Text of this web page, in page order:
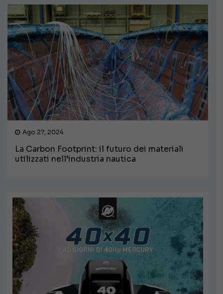
Ago 27, 2024
La Carbon Footprint: il futuro dei materiali
utilizzati nell’industria nautica